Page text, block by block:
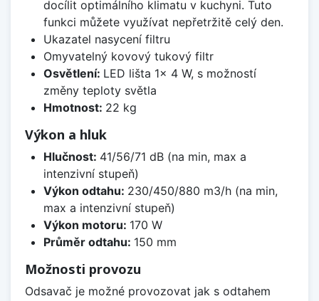
docílit optimálního klimatu v kuchyni. Tuto
funkci můžete využívat nepřetržitě celý den.
Ukazatel nasycení filtru
Omyvatelný kovový tukový filtr
Osvětlení: LED lišta 1x 4 W, s možností
změny teploty světla
Hmotnost: 22 kg
Výkon a hluk
Hlučnost: 41/56/71 dB (na min, max a
intenzivní stupeň)
Výkon odtahu: 230/450/880 m3/h (na min,
max a intenzivní stupeň)
Výkon motoru: 170 W
Průměr odtahu: 150 mm
Možnosti provozu
Odsavač je možné provozovat jak s odtahem